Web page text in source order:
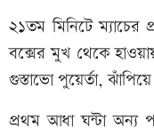
২১তম মিনিটে ম্যাচের
বক্সের মুখ থেকে
গুস্তাভো পুয়ের্তা,
প্রথম আধা ঘন্টা অন্য